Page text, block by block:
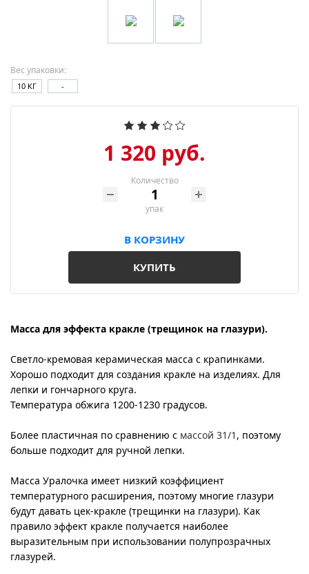
Войти Корзина
Вес упаковки:
10 КГ -
1 320 руб.
Количество
упак
В КОРЗИНУ
КУПИТЬ
Масса для эффекта кракле (трещинок на глазури).
Светло-кремовая керамическая масса с крапинками.
Хорошо подходит для создания кракле на изделиях. Для
лепки и гончарного круга.
Температура обжига 1200-1230 градусов.
Более пластичная по сравнению с массой 31/1 , поэтому
больше подходит для ручной лепки.
Масса Уралочка имеет низкий коэффициент
температурного расширения, поэтому многие глазури
будут давать цек-кракле (трещинки на глазури). Как
правило эффект кракле получается наиболее
выразительным при использовании полупрозрачных
глазурей.